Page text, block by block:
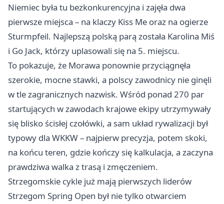
Niemiec była tu bezkonkurencyjna i zajęła dwa
pierwsze miejsca – na klaczy Kiss Me oraz na ogierze
Sturmpfeil. Najlepszą polską parą została Karolina Miś
i Go Jack, którzy uplasowali się na 5. miejscu.
To pokazuje, że Morawa ponownie przyciągnęła
szerokie, mocne stawki, a polscy zawodnicy nie ginęli
w tle zagranicznych nazwisk. Wśród ponad 270 par
startujących w zawodach krajowe ekipy utrzymywały
się blisko ścisłej czołówki, a sam układ rywalizacji był
typowy dla WKKW – najpierw precyzja, potem skoki,
na końcu teren, gdzie kończy się kalkulacja, a zaczyna
prawdziwa walka z trasą i zmęczeniem.
Strzegomskie cykle już mają pierwszych liderów
Strzegom Spring Open był nie tylko otwarciem